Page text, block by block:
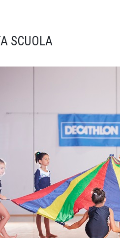
SCUOLA